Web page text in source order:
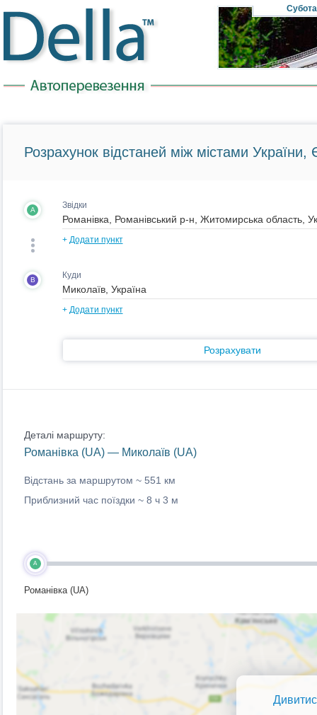
Субота
Розрахунок відстаней між містами України,
A Звідки
+ Додати пункт
B Куди
+ Додати пункт
Розрахувати
Деталі маршруту:
Романівка (UA) — Миколаїв (UA)
Відстань за маршрутом ~ 551 км
Приблизний час поїздки ~ 8 ч 3 м
A
Романівка (UA)